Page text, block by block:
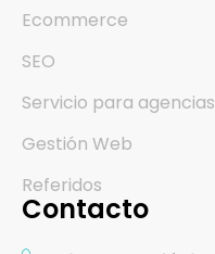
Ecommerce
SEO
Servicio para agencias
Gestión Web
Referidos
Contacto